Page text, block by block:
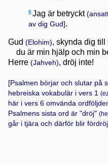
6Jag är betryckt
av dig Gud] .
Gud (Elohim), skynda dig till
du är min hjälp och min
Herre (Jahveh), dröj inte!
[Psalmen börjar och slutar på
hebreiska vokabulär i vers 1 (
här i vers 6 omvända
Psalmens sista ord är "dröj"
går i tjära och därför blir